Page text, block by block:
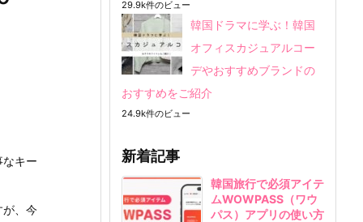
キー
、今
29.9k件のビュー
韓国ドラマに学ぶ！韓国
オフィスカジュアルコー
デやおすすめブランドの
おすすめをご紹介
24.9k件のビュー
新着記事
韓国旅行で必須アイテ
ムWOWPASS（ワウ
パス）アプリの使い方